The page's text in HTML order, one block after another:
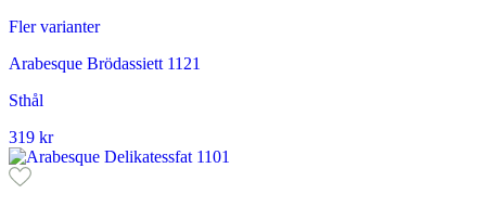
Fler varianter
Arabesque Brödassiett 1121
Sthål
319 kr